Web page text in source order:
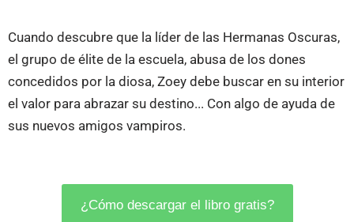
Cuando descubre que la líder de las Hermanas Oscuras,
el grupo de élite de la escuela, abusa de los dones
concedidos por la diosa, Zoey debe buscar en su interior
el valor para abrazar su destino... Con algo de ayuda de
sus nuevos amigos vampiros.
¿Cómo descargar el libro gratis?